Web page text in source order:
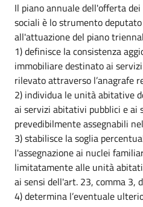
Il piano annuale dell'offerta
sociali è lo strumento
all'attuazione del piano
1) definisce la consistenza
immobiliare destinato ai
rilevato attraverso l’anagrafe
2) individua le unità abitative
ai servizi abitativi pubblici e ai
prevedibilmente assegnabili
3) stabilisce la soglia
l'assegnazione ai nuclei
limitatamente alle unità
ai sensi dell'art. 23, comma 3,
4) determina l’eventuale